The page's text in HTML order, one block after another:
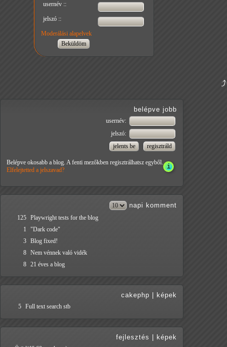
usernév ::
jelszó ::
Moderálási alapelvek
belépve jobb
usernév:
jelszó:
Belépve okosabb a blog. A fenti mezőkben regisztrálhatsz egyből.
Elfelejtetted a jelszavad?
napi komment
125 Playwright tests for the blog
1
"Dark code"
3 Blog fixed!
8 Nem vénnek való vidék
8 21 éves a blog
cakephp képek
5 Full text search stb
fejlesztés képek